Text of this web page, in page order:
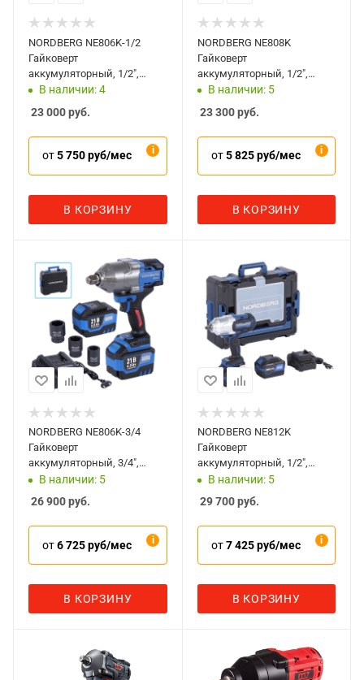
NORDBERG NE806K-1/2
Гайковерт
аккумуляторный, 1/2",
1500Нм, 21В, с двумя 6А
В наличии: 4
23 000руб.
от5 750 руб/мес
В КОРЗИНУ
NORDBERG NE808K
Гайковерт
аккумуляторный, 1/2",
1000Нм, 20В, с двумя 4А
В наличии: 5
23 300руб.
от5 825 руб/мес
В КОРЗИНУ
NORDBERG NE806K-3/4
Гайковерт
аккумуляторный, 3/4",
1500Нм, 21В, с двумя 6А
акк. и зар. уст-вом, кейс
В наличии: 5
26 900руб.
от6 725 руб/мес
В КОРЗИНУ
NORDBERG NE812K
Гайковерт
аккумуляторный, 1/2",
1700Нм, 20В, с двумя 6А
акк. и зар. уст-вом, кейс
В наличии: 5
29 700руб.
от7 425 руб/мес
В КОРЗИНУ